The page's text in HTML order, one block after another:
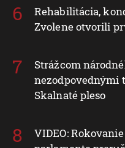
Rehabilitácia,
Zvolene otvorili
Strážcom
nezodpovednými
Skalnaté pleso
VIDEO: